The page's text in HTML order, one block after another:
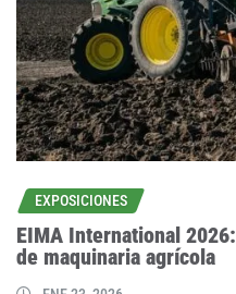
EXPOSICIONES
EIMA International
de maquinaria agrícola